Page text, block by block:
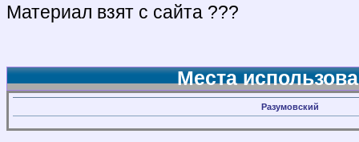
Материал взят с сайта ???
Места
Разумовский